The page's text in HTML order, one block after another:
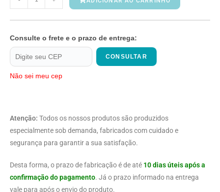
Consulte o frete e o prazo de entrega:
CONSULTAR
Não sei meu cep
Atenção: Todos os nossos produtos são produzidos
especialmente sob demanda, fabricados com cuidado e
segurança para garantir a sua satisfação.
Desta forma, o prazo de fabricação é de até 10 dias úteis após a
confirmação do pagamento. Já o prazo informado na entrega
vale para após o envio do produto.